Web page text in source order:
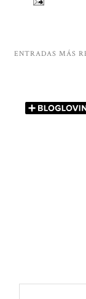
ENTRADAS MÁS